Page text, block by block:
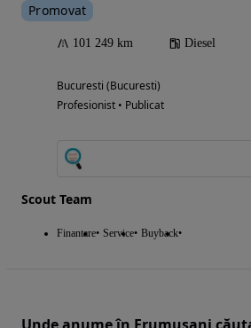
Promovat
101 249 km Diesel
Bucuresti (Bucuresti)
Profesionist • Publicat
Scout Team
Finantare Service Buyback